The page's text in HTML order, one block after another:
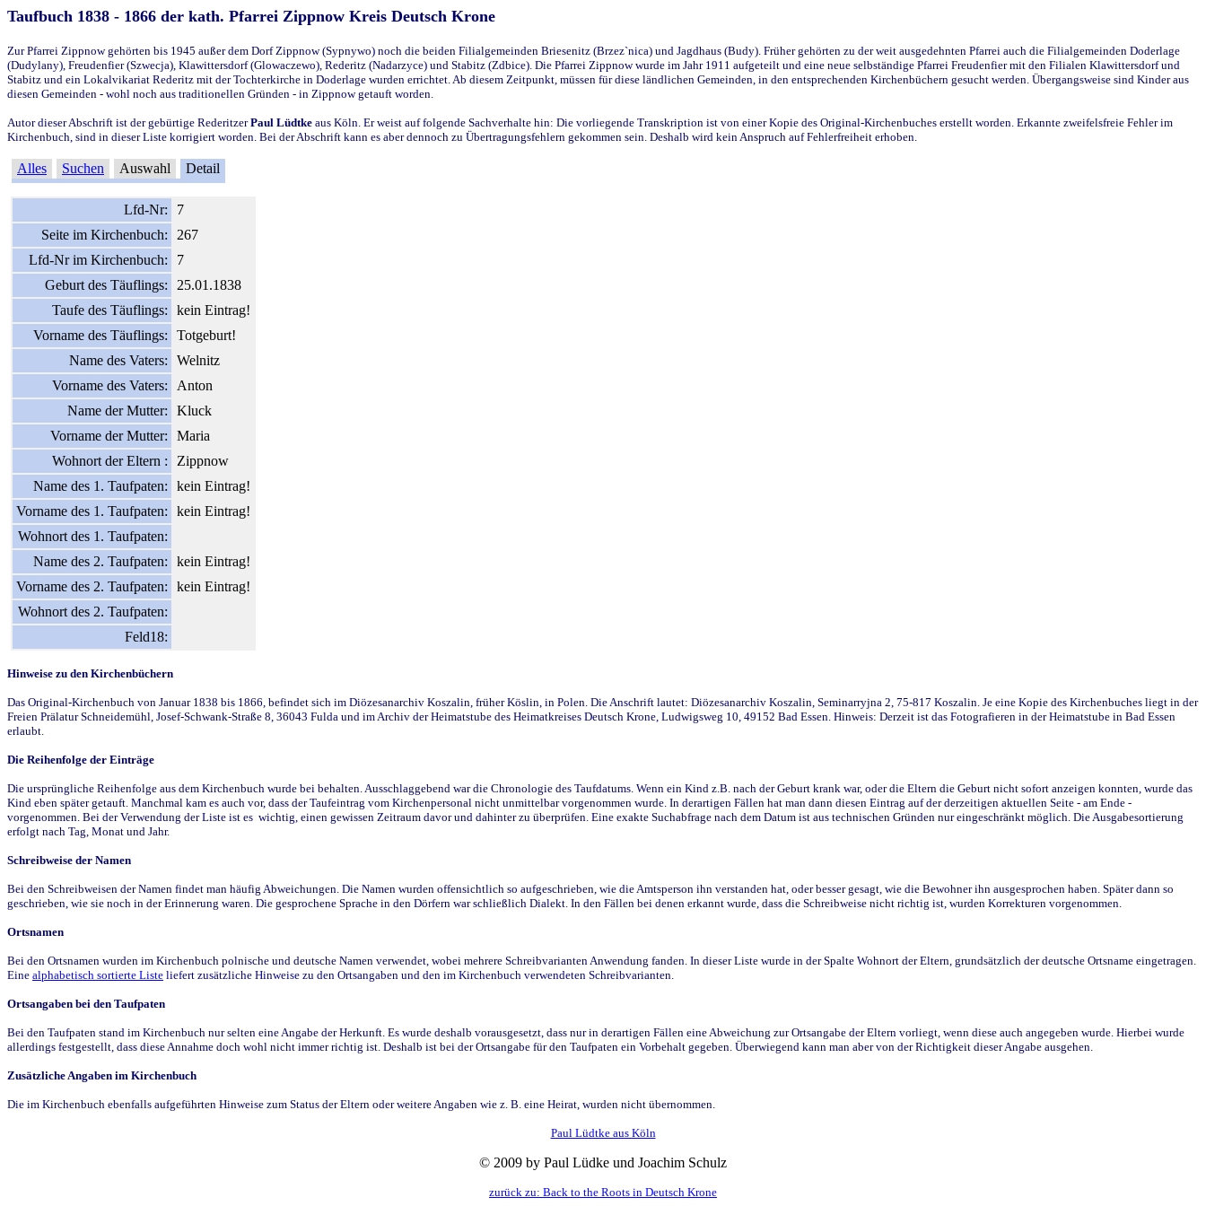
Taufbuch 1838 - 1866 der kath. Pfarrei Zippnow Kreis Deutsch Krone
Zur Pfarrei Zippnow gehörten bis 1945 außer dem Dorf Zippnow (Sypnywo) noch die beiden Filialgemeinden Briesenitz (Brzez`nica) und Jagdhaus (Budy). Früher gehörten zu der weit ausgedehnten Pfarrei auch die Filialgemeinden Doderlage
(Dudylany), Freudenfier (Szwecja), Klawittersdorf (Glowaczewo), Rederitz (Nadarzyce) und Stabitz (Zdbice). Die Pfarrei Zippnow wurde im Jahr 1911 aufgeteilt und eine neue selbständige Pfarrei Freudenfier mit den Filialen Klawittersdorf und
Stabitz und ein Lokalvikariat Rederitz mit der Tochterkirche in Doderlage wurden errichtet. Ab diesem Zeitpunkt, müssen für diese ländlichen Gemeinden, in den entsprechenden Kirchenbüchern gesucht werden. Übergangsweise sind Kinder aus
diesen Gemeinden - wohl noch aus traditionellen Gründen - in Zippnow getauft worden.
Autor dieser Abschrift ist der gebürtige RederitzerPaul Lüdtke aus Köln. Er weist auf folgende Sachverhalte hin: Die vorliegende Transkription ist von einer Kopie des Original-Kirchenbuches erstellt worden. Erkannte zweifelsfreie Fehler im
Kirchenbuch, sind in dieser Liste korrigiert worden. Bei der Abschrift kann es aber dennoch zu Übertragungsfehlern gekommen sein. Deshalb wird kein Anspruch auf Fehlerfreiheit erhoben.
Alles Suchen Auswahl Detail
Lfd-Nr:
7
Seite im Kirchenbuch:
267
Lfd-Nr im Kirchenbuch:
7
Geburt des Täuflings:
25.01.1838
Taufe des Täuflings:
kein Eintrag!
Vorname des Täuflings:
Totgeburt!
Name des Vaters:
Welnitz
Vorname des Vaters:
Anton
Name der Mutter:
Kluck
Vorname der Mutter:
Maria
Wohnort der Eltern :
Zippnow
Name des 1. Taufpaten:
kein Eintrag!
Vorname des 1. Taufpaten:
kein Eintrag!
Wohnort des 1. Taufpaten:
Name des 2. Taufpaten:
kein Eintrag!
Vorname des 2. Taufpaten:
kein Eintrag!
Wohnort des 2. Taufpaten:
Feld18:
Hinweise zu den Kirchenbüchern
Das Original-Kirchenbuch von Januar 1838 bis 1866, befindet sich im Diözesanarchiv Koszalin, früher Köslin, in Polen. Die Anschrift lautet: Diözesanarchiv Koszalin, Seminarryjna 2, 75-817 Koszalin. Je eine Kopie des Kirchenbuches liegt in der
Freien Prälatur Schneidemühl, Josef-Schwank-Straße 8, 36043 Fulda und im Archiv der Heimatstube des Heimatkreises Deutsch Krone, Ludwigsweg 10, 49152 Bad Essen. Hinweis: Derzeit ist das Fotografieren in der Heimatstube in Bad Essen
erlaubt.
Die Reihenfolge der Einträge
Die ursprüngliche Reihenfolge aus dem Kirchenbuch wurde bei behalten. Ausschlaggebend war die Chronologie des Taufdatums. Wenn ein Kind z.B. nach der Geburt krank war, oder die Eltern die Geburt nicht sofort anzeigen konnten, wurde das
Kind eben später getauft. Manchmal kam es auch vor, dass der Taufeintrag vom Kirchenpersonal nicht unmittelbar vorgenommen wurde. In derartigen Fällen hat man dann diesen Eintrag auf der derzeitigen aktuellen Seite - am Ende -
vorgenommen. Bei der Verwendung der Liste ist es wichtig, einen gewissen Zeitraum davor und dahinter zu überprüfen. Eine exakte Suchabfrage nach dem Datum ist aus technischen Gründen nur eingeschränkt möglich. Die Ausgabesortierung
erfolgt nach Tag, Monat und Jahr.
Schreibweise der Namen
Bei den Schreibweisen der Namen findet man häufig Abweichungen. Die Namen wurden offensichtlich so aufgeschrieben, wie die Amtsperson ihn verstanden hat, oder besser gesagt, wie die Bewohner ihn ausgesprochen haben. Später dann so
geschrieben, wie sie noch in der Erinnerung waren. Die gesprochene Sprache in den Dörfern war schließlich Dialekt. In den Fällen bei denen erkannt wurde, dass die Schreibweise nicht richtig ist, wurden Korrekturen vorgenommen.
Ortsnamen
Bei den Ortsnamen wurden im Kirchenbuch polnische und deutsche Namen verwendet, wobei mehrere Schreibvarianten Anwendung fanden. In dieser Liste wurde in der Spalte Wohnort der Eltern, grundsätzlich der deutsche Ortsname eingetragen.
Eine alphabetisch sortierte Liste liefert zusätzliche Hinweise zu den Ortsangaben und den im Kirchenbuch verwendeten Schreibvarianten.
Ortsangaben bei den Taufpaten
Bei den Taufpaten stand im Kirchenbuch nur selten eine Angabe der Herkunft. Es wurde deshalb vorausgesetzt, dass nur in derartigen Fällen eine Abweichung zur Ortsangabe der Eltern vorliegt, wenn diese auch angegeben wurde. Hierbei wurde
allerdings festgestellt, dass diese Annahme doch wohl nicht immer richtig ist. Deshalb ist bei der Ortsangabe für den Taufpaten ein Vorbehalt gegeben. Überwiegend kann man aber von der Richtigkeit dieser Angabe ausgehen.
Zusätzliche Angaben im Kirchenbuch
Die im Kirchenbuch ebenfalls aufgeführten Hinweise zum Status der Eltern oder weitere Angaben wie z. B. eine Heirat, wurden nicht übernommen.
Paul Lüdtke aus Köln
© 2009 by Paul Lüdke und Joachim Schulz
zurück zu: Back to the Roots in Deutsch Krone